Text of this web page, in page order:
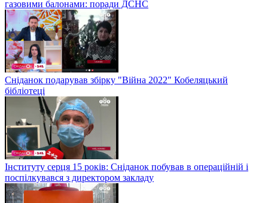
газовими балонами: поради ДСНС
Сніданок подарував збірку "Війна 2022" Кобеляцький
бібліотеці
Інституту серця 15 років: Сніданок побував в операційній і
поспілкувався з директором закладу